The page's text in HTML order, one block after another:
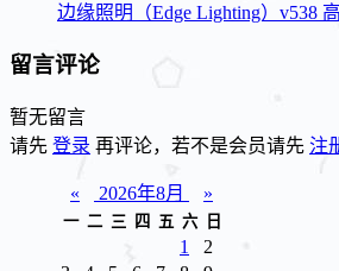
边缘照明（Edge Lighting）v538
留言评论
暂无留言
请先 登录 再评论，若不是会员请先 注
« 2026年8月 »
一 二 三 四 五 六 日
1
2